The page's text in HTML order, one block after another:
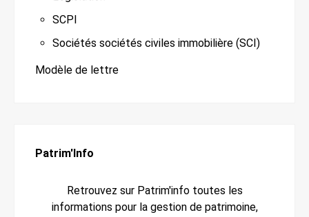
SCPI
Sociétés sociétés civiles immobilière (SCI)
Modèle de lettre
Patrim'Info
Retrouvez sur Patrim'info toutes les
informations pour la gestion de patrimoine,